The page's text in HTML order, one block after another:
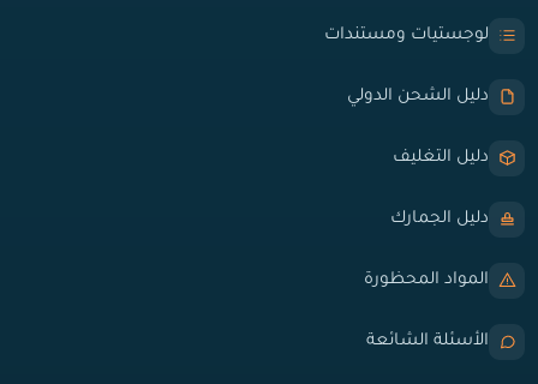
لوجستيات ومستندات
دليل الشحن الدولي
دليل التغليف
دليل الجمارك
المواد المحظورة
الأسئلة الشائعة